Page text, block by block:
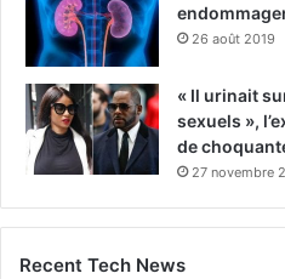
26 août 2019
« Il urinait
sexuels »,
de
27 novembre
Recent Tech News